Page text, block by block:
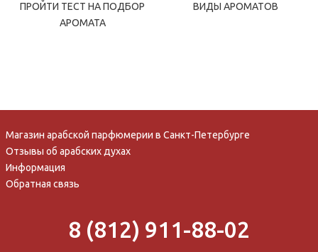
ПРОЙТИ ТЕСТ НА ПОДБОР
АРОМАТА
ВИДЫ АРОМАТОВ
Магазин арабской парфюмерии в Санкт-Петербурге
Отзывы об арабских духах
Информация
Обратная связь
8 (812) 911-88-02